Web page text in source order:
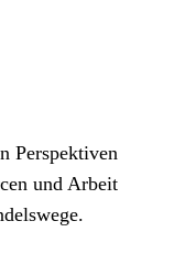
Perspektiven
und Arbeit